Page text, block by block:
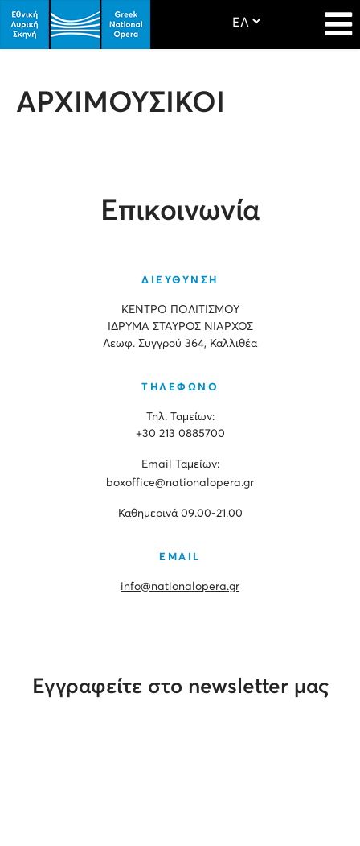
ΑΡΧΙΜΟΥΣΙΚΟΙ
Επικοινωνία
ΔΙΕΥΘΥΝΣΗ
ΚΕΝΤΡΟ ΠΟΛΙΤΙΣΜΟΥ
ΙΔΡΥΜΑ ΣΤΑΥΡΟΣ ΝΙΑΡΧΟΣ
Λεωφ. Συγγρού 364, Καλλιθέα
ΤΗΛΕΦΩΝΟ
Τηλ. Ταμείων:
+30 213 0885700
Εmail Ταμείων:
boxoffice@nationalopera.gr
Καθημερινά 09.00-21.00
EMAIL
info@nationalopera.gr
Εγγραφείτε στο newsletter μας